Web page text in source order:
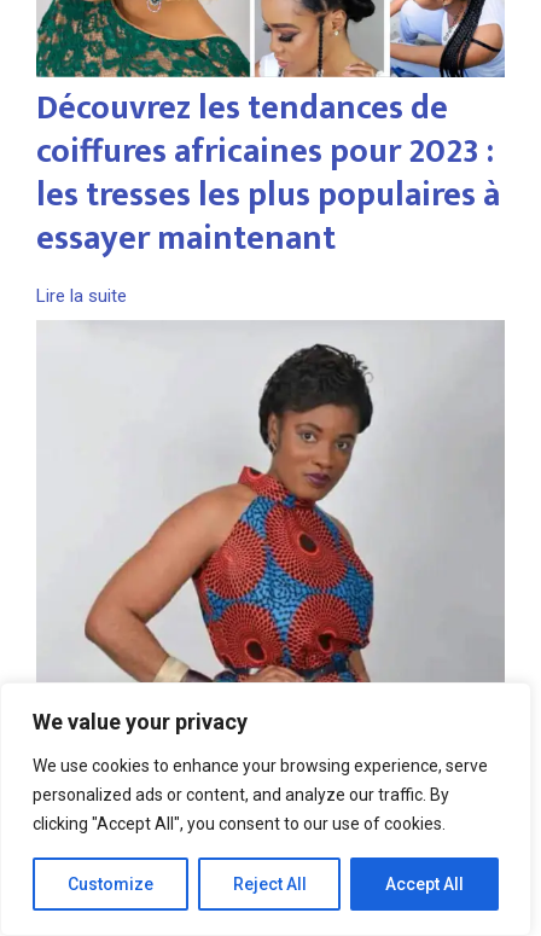
We value your privacy
We use cookies to enhance your browsing experience, serve
personalized ads or content, and analyze our traffic. By
clicking "Accept All", you consent to our use of cookies.
Customize Reject All Accept All
Découvrez les tendances de
coiffures africaines pour 2023 :
les tresses les plus populaires à
essayer maintenant
Lire la suite